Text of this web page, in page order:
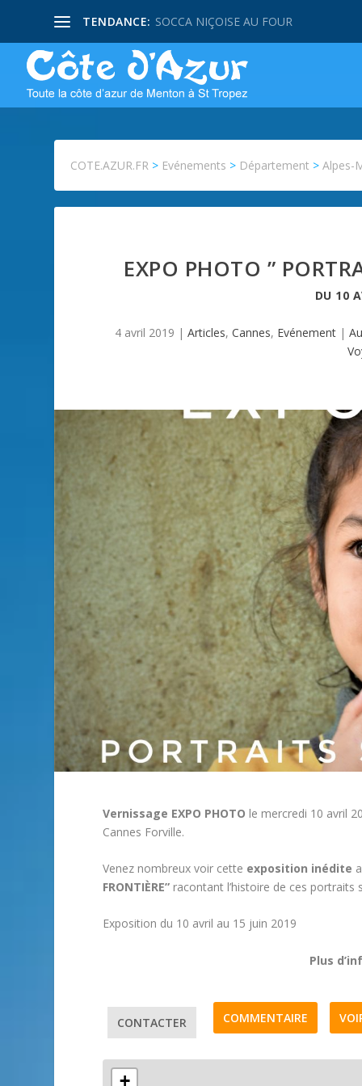
TENDANCE: SOCCA NIÇOISE AU FOUR
COTE.AZUR.FR > Evénements > Département >Alpes-
EXPO PHOTO ”
DU 10
4 avril 2019 |Articles,Cannes, Evénement |
Vernissage EXPO PHOTO le mercredi 10 avril
Cannes Forville.
Venez nombreux voir cette exposition inédite
FRONTIÈRE” racontant l’histoire de ces portraits
Exposition du 10 avril au 15 juin 2019
Plus
CONTACTER COMMENTAIRE
+